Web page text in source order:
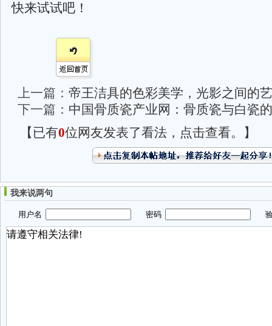
快来试试吧！
上一篇： 帝王洁具的色彩美学，光影之间的
下一篇： 中国骨质瓷产业网：骨质瓷与白瓷
【已有0位网友发表了看法，点击查看。】
我来说两句
用户名 密码 验